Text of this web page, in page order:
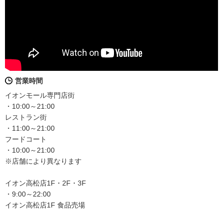
営業時間
イオンモール専門店街
・10:00～21:00
レストラン街
・11:00～21:00
フードコート
・10:00～21:00
※店舗により異なります
イオン高松店1F・2F・3F
・9:00～22:00
イオン高松店1F 食品売場